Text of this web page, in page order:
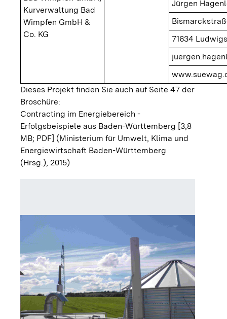
Kurverwaltung Bad
Wimpfen GmbH &
Co. KG
Jürgen
71634
Dieses Projekt finden Sie auch auf Seite 47 der
Broschüre:
Contracting im Energiebereich -
Erfolgsbeispiele aus Baden-Württemberg [3,8
MB; PDF] (Ministerium für Umwelt, Klima und
Energiewirtschaft Baden-Württemberg
(Hrsg.), 2015)